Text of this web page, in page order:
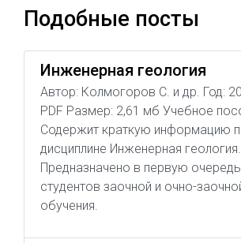
Подобные посты
Инженерная геология
Автор: Колмогоров С. и др. Год:
PDF Размер: 2,61 мб Учебное
Содержит краткую информацию
дисциплине Инженерная геология.
Предназначено в первую
студентов заочной и очно-
обучения.